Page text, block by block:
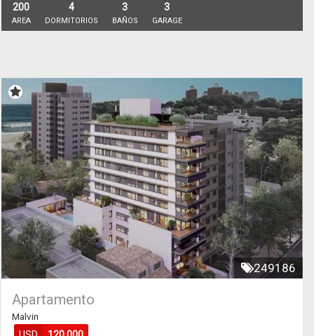
200
AREA
4
DORMITORIOS
3
BAÑOS
3
GARAGE
249186
Apartamento
Malvin